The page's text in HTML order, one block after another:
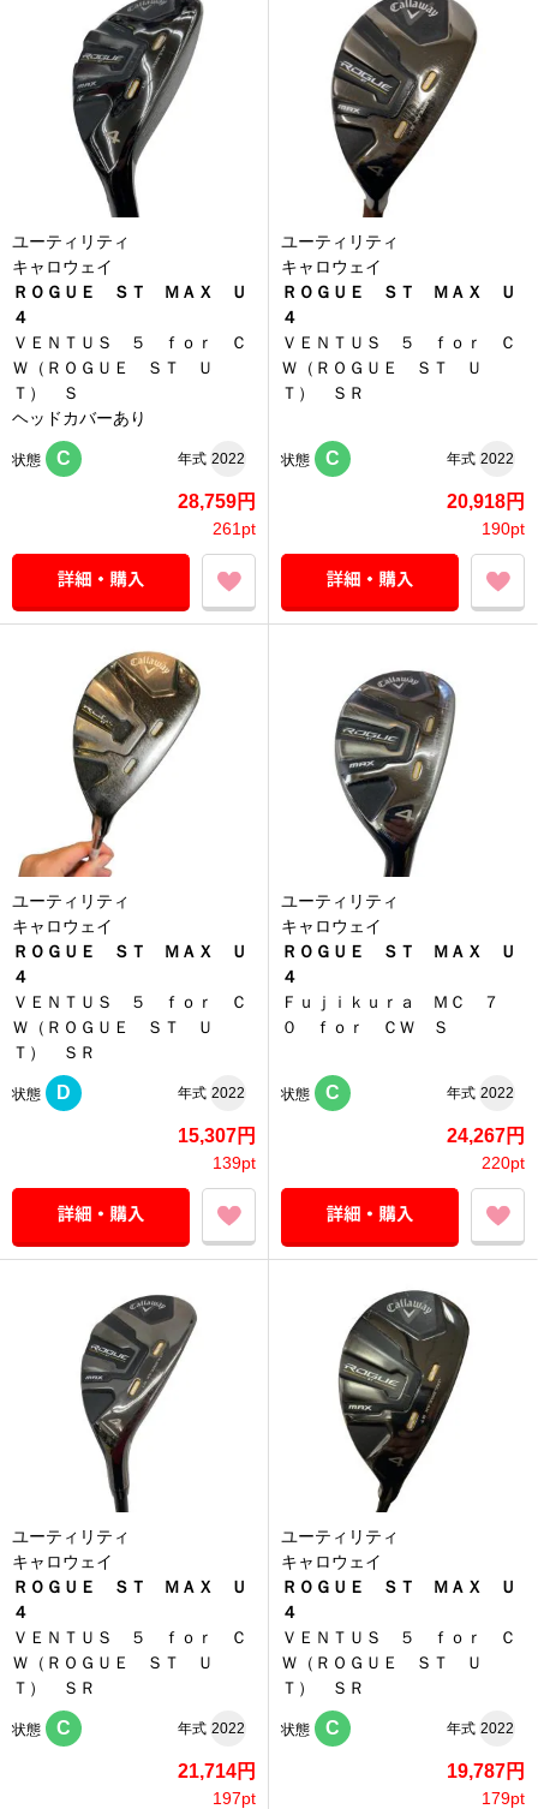
ユーティリティ
キャロウェイ
ＲＯＧＵＥ ＳＴ ＭＡＸ Ｕ
４
ＶＥＮＴＵＳ ５ ｆｏｒ Ｃ
Ｗ（ＲＯＧＵＥ ＳＴ Ｕ
Ｔ） Ｓ
ヘッドカバーあり
状態 C 年式 2022
28,759円
261pt
ユーティリティ
キャロウェイ
ＲＯＧＵＥ ＳＴ ＭＡＸ Ｕ
４
ＶＥＮＴＵＳ ５ ｆｏｒ Ｃ
Ｗ（ＲＯＧＵＥ ＳＴ Ｕ
Ｔ） ＳＲ
状態 C 年式 2022
20,918円
190pt
ユーティリティ
キャロウェイ
ＲＯＧＵＥ ＳＴ ＭＡＸ Ｕ
４
ＶＥＮＴＵＳ ５ ｆｏｒ Ｃ
Ｗ（ＲＯＧＵＥ ＳＴ Ｕ
Ｔ） ＳＲ
状態 D 年式 2022
15,307円
139pt
ユーティリティ
キャロウェイ
ＲＯＧＵＥ ＳＴ ＭＡＸ Ｕ
４
Ｆｕｊｉｋｕｒａ ＭＣ ７
０ ｆｏｒ ＣＷ Ｓ
状態 C 年式 2022
24,267円
220pt
ユーティリティ
キャロウェイ
ＲＯＧＵＥ ＳＴ ＭＡＸ Ｕ
４
ＶＥＮＴＵＳ ５ ｆｏｒ Ｃ
Ｗ（ＲＯＧＵＥ ＳＴ Ｕ
Ｔ） ＳＲ
状態 C 年式 2022
21,714円
197pt
ユーティリティ
キャロウェイ
ＲＯＧＵＥ ＳＴ ＭＡＸ Ｕ
４
ＶＥＮＴＵＳ ５ ｆｏｒ Ｃ
Ｗ（ＲＯＧＵＥ ＳＴ Ｕ
Ｔ） ＳＲ
状態 C 年式 2022
19,787円
179pt